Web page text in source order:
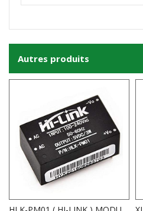
Autres produits